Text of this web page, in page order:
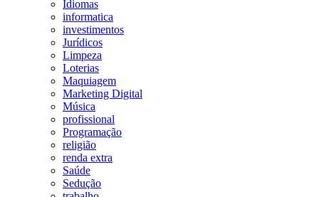
Idiomas
informatica
investimentos
Jurídicos
Limpeza
Loterias
Maquiagem
Marketing Digital
Música
profissional
Programação
religião
renda extra
Saúde
Sedução